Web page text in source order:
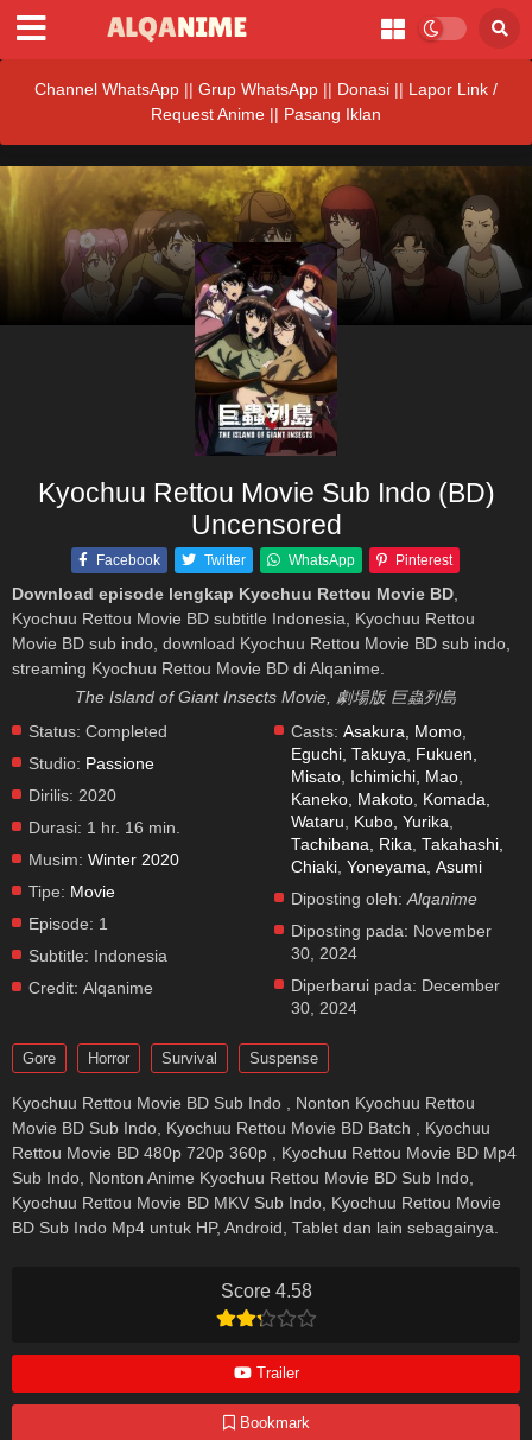
Channel WhatsApp || Grup WhatsApp || Donasi || Lapor Link /
Request Anime || Pasang Iklan
Score 4.58
Trailer
Bookmark
Kyochuu Rettou Movie Sub Indo (BD)
Uncensored
Facebook Twitter WhatsApp Pinterest
Download episode lengkap Kyochuu Rettou Movie BD,
Kyochuu Rettou Movie BD subtitle Indonesia, Kyochuu Rettou
Movie BD sub indo, download Kyochuu Rettou Movie BD sub indo,
streaming Kyochuu Rettou Movie BD di Alqanime.
The Island of Giant Insects Movie, 劇場版 巨蟲列島
Status: Completed
Studio: Passione
Dirilis: 2020
Durasi: 1 hr. 16 min.
Musim: Winter 2020
Tipe: Movie
Episode: 1
Subtitle: Indonesia
Credit: Alqanime
Casts: Asakura, Momo,
Eguchi, Takuya, Fukuen,
Misato, Ichimichi, Mao,
Kaneko, Makoto, Komada,
Wataru, Kubo, Yurika,
Tachibana, Rika,Takahashi,
Chiaki,Yoneyama, Asumi
Diposting oleh: Alqanime
Diposting pada: November
30, 2024
Diperbarui pada: December
30, 2024
Gore Horror Survival Suspense
Kyochuu Rettou Movie BD Sub Indo , Nonton Kyochuu Rettou
Movie BD Sub Indo, Kyochuu Rettou Movie BD Batch , Kyochuu
Rettou Movie BD 480p 720p 360p , Kyochuu Rettou Movie BD Mp4
Sub Indo, Nonton Anime Kyochuu Rettou Movie BD Sub Indo,
Kyochuu Rettou Movie BD MKV Sub Indo, Kyochuu Rettou Movie
BD Sub Indo Mp4 untuk HP, Android, Tablet dan lain sebagainya.